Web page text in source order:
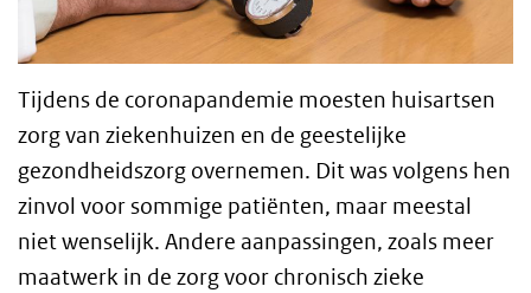
Tijdens de coronapandemie moesten huisartsen
zorg van ziekenhuizen en de geestelijke
gezondheidszorg overnemen. Dit was volgens hen
zinvol voor sommige patiënten, maar meestal
niet wenselijk. Andere aanpassingen, zoals meer
maatwerk in de zorg voor chronisch zieke